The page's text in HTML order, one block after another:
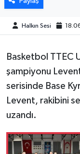
Halkın Sesi
Basketbol TTEC
şampiyonu
serisinde Base
Levent, rakibini
uzandı.